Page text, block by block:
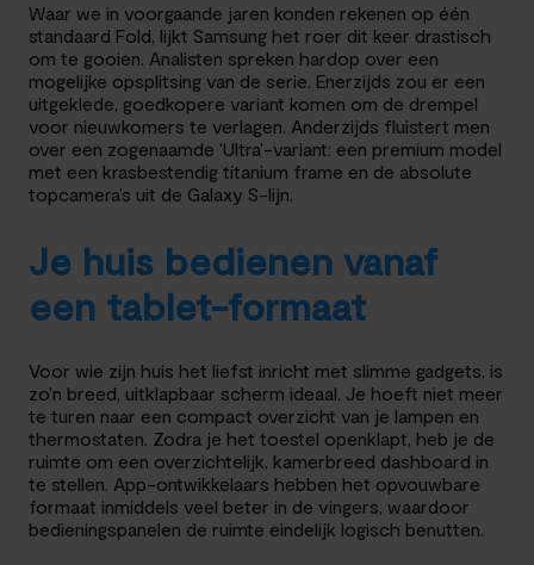
Waar we in voorgaande jaren konden rekenen op één
standaard Fold, lijkt Samsung het roer dit keer drastisch
om te gooien. Analisten spreken hardop over een
mogelijke opsplitsing van de serie. Enerzijds zou er een
uitgeklede, goedkopere variant komen om de drempel
voor nieuwkomers te verlagen. Anderzijds fluistert men
over een zogenaamde ‘Ultra’-variant: een premium model
met een krasbestendig titanium frame en de absolute
topcamera’s uit de Galaxy S-lijn.
Je huis bedienen vanaf
een tablet-formaat
Voor wie zijn huis het liefst inricht met slimme gadgets, is
zo’n breed, uitklapbaar scherm ideaal. Je hoeft niet meer
te turen naar een compact overzicht van je lampen en
thermostaten. Zodra je het toestel openklapt, heb je de
ruimte om een overzichtelijk, kamerbreed dashboard in
te stellen. App-ontwikkelaars hebben het opvouwbare
formaat inmiddels veel beter in de vingers, waardoor
bedieningspanelen de ruimte eindelijk logisch benutten.